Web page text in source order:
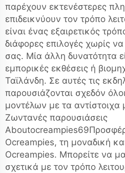
παρέχουν εκτενέστερες
επιδεικνύουν τον τρόπο
είναι ένας εξαιρετικός
διάφορες επιλογές χωρίς να
σας. Μία άλλη δυνατότητα
εμπορικές εκθέσεις ή
Ταϊλάνδη. Σε αυτές τις
παρουσιάζονται σχεδόν
μοντέλων με τα
Ζωντανές παρουσιάσεις
Ocreampies, τη μοναδική
Ocreampies. Μπορείτε να
σχετικά με τον τρόπο